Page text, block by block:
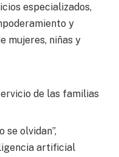
especializados,
y
mujeres, niñas y
de las familias
se olvidan”,
artificial